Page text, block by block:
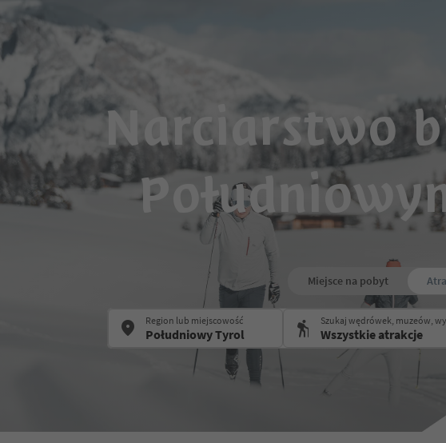
Narciarstwo
Miejsce na pobyt
Region lub miejscowość Szukaj wędrówek, muzeów,